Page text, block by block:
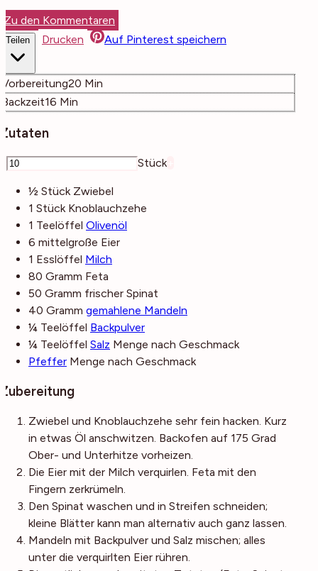
Zu den Kommentaren
Teilen Drucken Auf Pinterest speichern
Vorbereitung20 Minuten
Min
Backzeit16 Minuten
Min
Zutaten
Stück
½ Stück Zwiebel
1 Stück Knoblauchzehe
1 Teelöffel Olivenöl
6 mittelgroße Eier
1 Esslöffel Milch
80 Gramm Feta
50 Gramm frischer Spinat
40 Gramm gemahlene Mandeln
¼ Teelöffel Backpulver
¼ Teelöffel Salz Menge nach Geschmack
Pfeffer Menge nach Geschmack
Zubereitung
Zwiebel und Knoblauchzehe sehr fein hacken. Kurz
in etwas Öl anschwitzen. Backofen auf 175 Grad
Ober- und Unterhitze vorheizen.
Die Eier mit der Milch verquirlen. Feta mit den
Fingern zerkrümeln.
Den Spinat waschen und in Streifen schneiden;
kleine Blätter kann man alternativ auch ganz lassen.
Mandeln mit Backpulver und Salz mischen; alles
unter die verquirlten Eier rühren.